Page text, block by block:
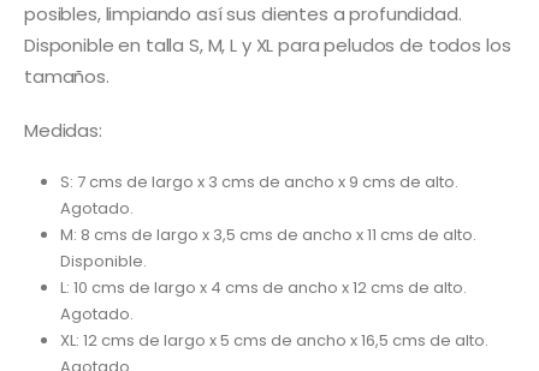
posibles, limpiando así sus dientes a profundidad.
Disponible en talla S, M, L y XL para peludos de todos los
tamaños.
Medidas:
S: 7 cms de largo x 3 cms de ancho x 9 cms de alto.
Agotado.
M: 8 cms de largo x 3,5 cms de ancho x 11 cms de alto.
Disponible.
L: 10 cms de largo x 4 cms de ancho x 12 cms de alto.
Agotado.
XL: 12 cms de largo x 5 cms de ancho x 16,5 cms de alto.
Agotado.